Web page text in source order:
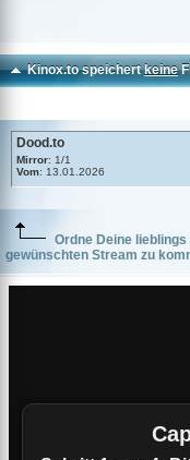
Kinox.to speichertkeine
Dood.to
Mirror: 1/1
Vom: 13.01.2026
Ordne Deine
gewünschten Stream zu